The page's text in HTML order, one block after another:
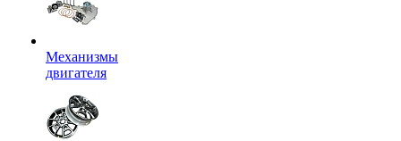
Механизмы
двигателя